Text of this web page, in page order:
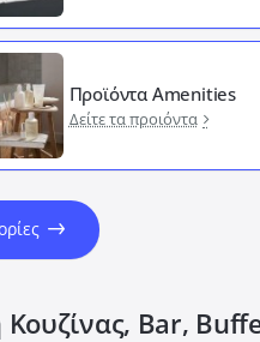
Προϊόντα Amenities
Δείτε τα προιόντα
Κουζίνας, Bar,